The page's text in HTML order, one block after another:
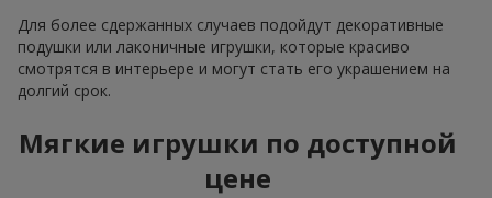
Для более сдержанных случаев подойдут декоративные
подушки или лаконичные игрушки, которые красиво
смотрятся в интерьере и могут стать его украшением на
долгий срок.
Мягкие игрушки по доступной
цене